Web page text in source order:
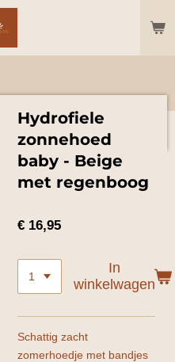
Hydrofiele
zonnehoed
baby - Beige
met regenboog
€ 16,95
In
winkelwagen
Schattig zacht
zomerhoedje met bandjes